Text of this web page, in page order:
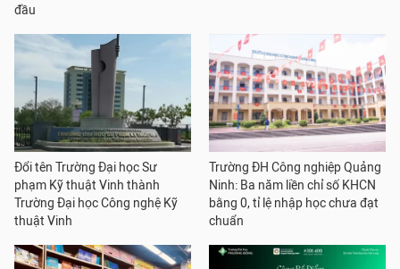
đầu
Đổi tên Trường Đại học Sư
phạm Kỹ thuật Vinh thành
Trường Đại học Công nghệ Kỹ
thuật Vinh
Trường ĐH Công nghiệp Quảng
Ninh: Ba năm liền chỉ số KHCN
bằng 0, tỉ lệ nhập học chưa đạt
chuẩn